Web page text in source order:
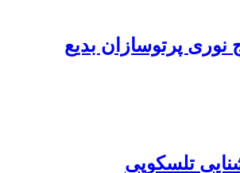
پرتوسازان بدیع
تلسکوپی